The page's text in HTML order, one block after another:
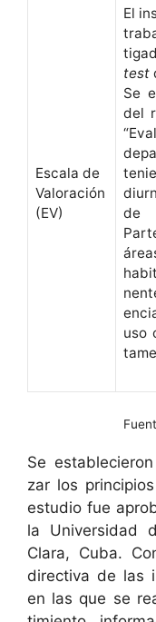
Escala de
Val­o­ración
(EV)
El
test
Se
del
de
uso
Se
zar los
estu­dio fue
la Uni­ver­si­dad
Clara, Cuba.
direc­ti­va de las
en las que se